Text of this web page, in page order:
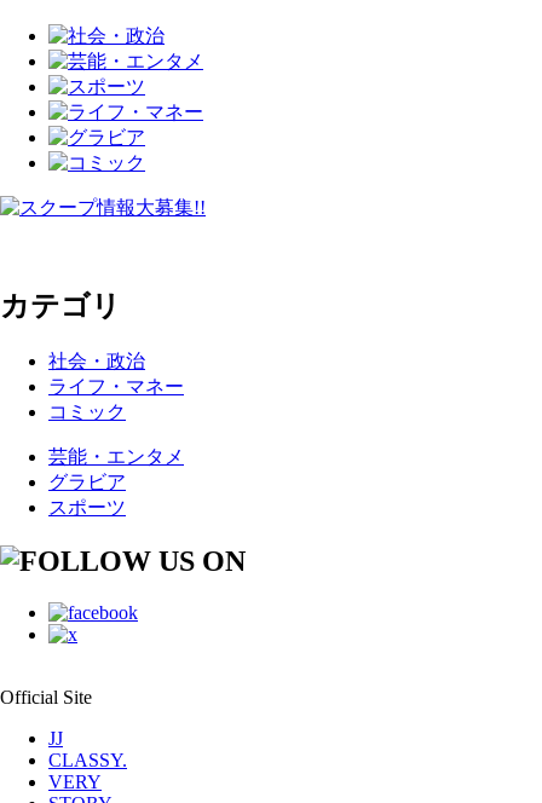
カテゴリ
社会・政治
ライフ・マネー
コミック
芸能・エンタメ
グラビア
スポーツ
Official Site
JJ
CLASSY.
VERY